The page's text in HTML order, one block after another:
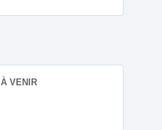
À VENIR